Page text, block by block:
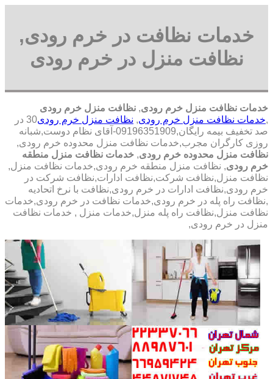
خدمات نظافت در خرم رودی,
نظافت منزل در خرم رودی
خدمات نظافت منزل خرم رودی, نظافت منزل خرم رودی
,خدمات نظافت منزل خرم رودی, نظافت منزل خرم رودی
30 در
صد تخفیف بیمه رایگان,09196351909-آقای نظام دوست,شبانه
روزی کارگران مجرب,خدمات نظافت منزل محدوده خرم رودی,
نظافت منزل محدوده خرم رودی, خدمات نظافت منزل منطقه
خرم رودی, نظافت منزل منطقه خرم رودی,خدمات نظافت منزل,
نظافت منزل,نظافت شرکت,نظافت ادارات,نظافت شرکت در
خرم رودی,نظافت ادارات در خرم رودی,نظافت با نرخ اتحادیه
,نظافت راه پله در خرم رودی,خدمات نظافت در خرم رودی,خدمات
نظافت منزل,نظافت راه پله منزل,خدمات منزل , خدمات نظافت
منزل در خرم رودی,